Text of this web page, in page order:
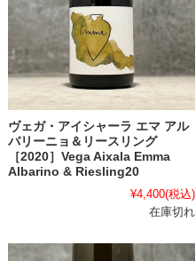
ヴェガ・アイシャーラ エマ アル
バリーニョ＆リースリング
［2020］Vega Aixala Emma
Albarino & Riesling20
¥4,400(税込)
在庫切れ